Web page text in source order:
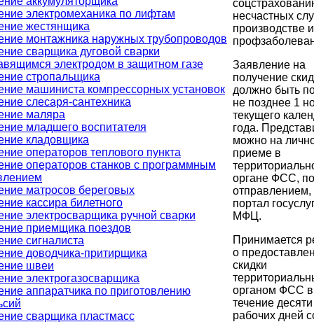
электромеханика по лифтам
жестянщика
монтажника наружных трубопроводов
сварщика дуговой сварки
электродом в защитном газе
стропальщика
машиниста компрессорных установок
слесаря-сантехника
маляра
младшего воспитателя
кладовщика
операторов теплового пункта
операторов станков с программным
матросов береговых
кассира билетного
электросварщика ручной сварки
приемщика поездов
сигналиста
доводчика-притирщика
швеи
электрогазосварщика
аппаратчика по приготовлению
сварщика пластмасс
несчастных
производстве и
Заявление на
получение
должно быть
не позднее 1
текущего
года.
можно на
приеме в
органе ФСС,
отправлением,
портал
МФЦ.
Принимается
о
скидки
органом ФСС в
течение десяти
рабочих дней